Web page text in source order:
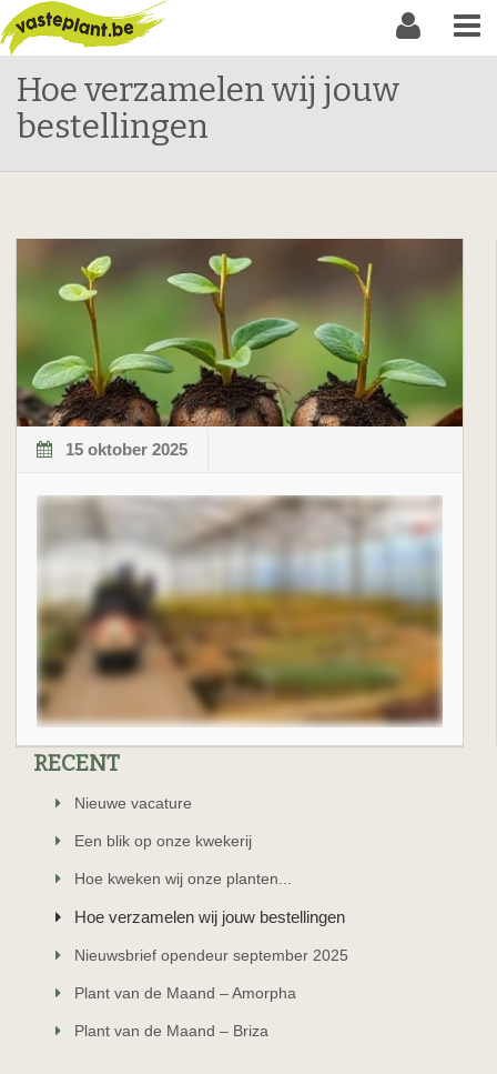
Hoe verzamelen wij jouw
bestellingen
15 oktober 2025
RECENT
Nieuwe vacature
Een blik op onze kwekerij
Hoe kweken wij onze planten...
Hoe verzamelen wij jouw bestellingen
Nieuwsbrief opendeur september 2025
Plant van de Maand – Amorpha
Plant van de Maand – Briza